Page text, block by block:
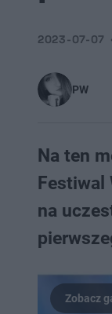
PW
2023-07-07
Na ten
na